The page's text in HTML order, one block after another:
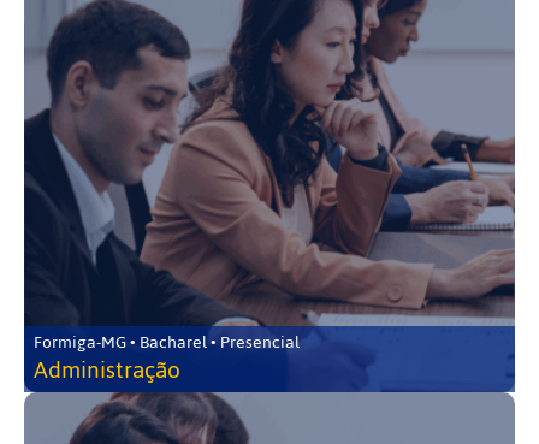
Formiga-MG • Bacharel • Presencial
Administração